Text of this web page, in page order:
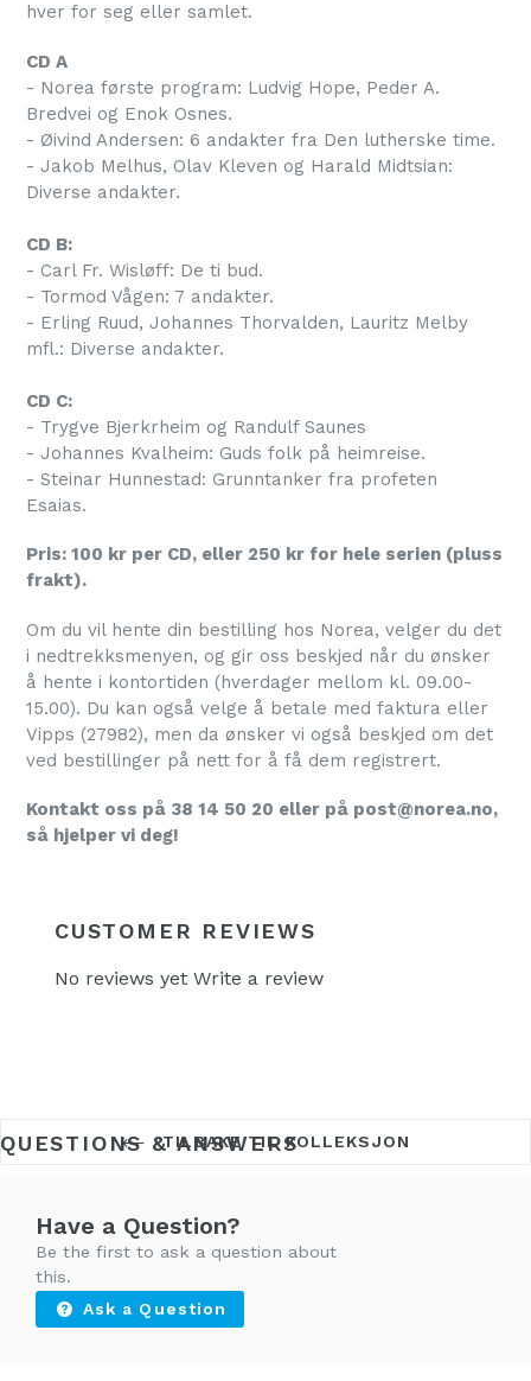
hver for seg eller samlet.
CD A
- Norea første program: Ludvig Hope, Peder A.
Bredvei og Enok Osnes.
- Øivind Andersen: 6 andakter fra Den lutherske time.
- Jakob Melhus, Olav Kleven og Harald Midtsian:
Diverse andakter.
CD B:
- Carl Fr. Wisløff: De ti bud.
- Tormod Vågen: 7 andakter.
- Erling Ruud, Johannes Thorvalden, Lauritz Melby
mfl.: Diverse andakter.
CD C:
- Trygve Bjerkrheim og Randulf Saunes
- Johannes Kvalheim: Guds folk på heimreise.
- Steinar Hunnestad: Grunntanker fra profeten
Esaias.
Pris: 100 kr per CD, eller 250 kr for hele serien (pluss
frakt).
Om du vil hente din bestilling hos Norea, velger du det
i nedtrekksmenyen, og gir oss beskjed når du ønsker
å hente i kontortiden (hverdager mellom kl. 09.00-
15.00). Du kan også velge å betale med faktura eller
Vipps (27982), men da ønsker vi også beskjed om det
ved bestillinger på nett for å få dem registrert.
Kontakt oss på 38 14 50 20 eller på post@norea.no,
så hjelper vi deg!
CUSTOMER REVIEWS
No reviews yet Write a review
TILBAKE TIL KOLLEKSJON
QUESTIONS & ANSWERS
Have a Question?
Be the first to ask a question about
this.
Ask a Question